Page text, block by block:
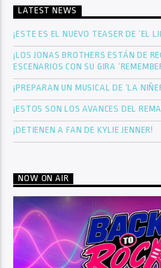
LATEST NEWS
¡ESTE ES EL NUEVO TEASER DE ‘EL
¡LOS JONAS BROTHERS ESTÁN DE
ESCENARIOS CON SU GIRA
¡PREPARAN UN MUSICAL DE ‘LA
¡ESTOS SON LOS AVANCES DEL
¡DETIENEN A FAN DE KYLIE JENNER!
NOW ON AIR